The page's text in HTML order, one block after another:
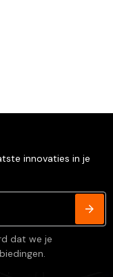
innovaties in je
dat we je